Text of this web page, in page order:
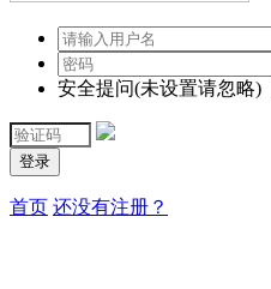
安全提问(未设置请忽略)
登录
首页 还没有注册？